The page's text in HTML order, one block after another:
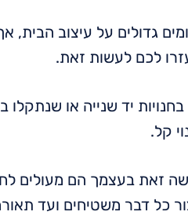
גדולים על עיצוב הבית, אך
לכם לעשות זאת.
יד שנייה או שנתקלו
קל.
זאת בעצמך הם מעולים
כל דבר משטיחים ועד